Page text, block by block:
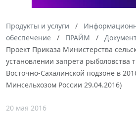
Продукты и услуги
обеспечение
ПРАЙМ
Проект Приказа Министерства
установлении запрета рыболовства
Восточно-Сахалинской подзоне в
Минсельхозом России 29.04.2016)
20 мая 2016